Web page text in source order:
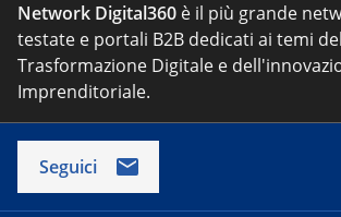
Network Digital360 è il più grande
testate e portali B2B dedicati ai temi
Trasformazione Digitale e
Imprenditoriale.
Seguici